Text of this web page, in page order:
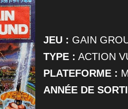
JEU : GAIN
TYPE : ACTION
PLATEFORME :
ANNÉE DE